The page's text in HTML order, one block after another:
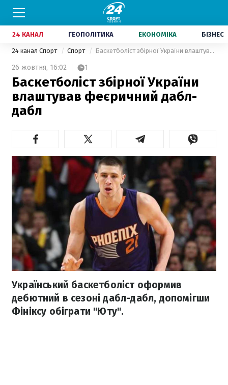
24 КАНАЛ ГЕОПОЛІТИКА ЕКОНОМІКА БІЗНЕС
24 канал Спорт Спорт Баскетболіст збірної України влаштував феєричний дабл-дабл
26 жовтня, 16:02 1
Баскетболіст збірної України
влаштував феєричний дабл-
дабл
Український баскетболіст оформив
дебютний в сезоні дабл-дабл, допомігши
Фініксу обіграти "Юту".